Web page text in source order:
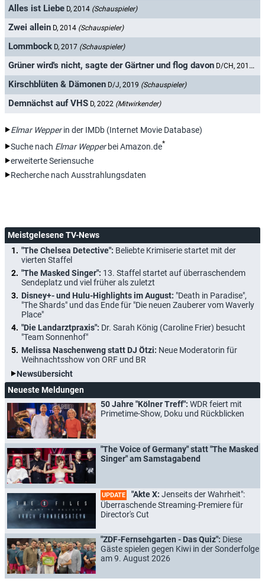
Alles ist Liebe D, 2014 (Schauspieler)
Zwei allein D, 2014 (Schauspieler)
Lommbock D, 2017 (Schauspieler)
Grüner wird's nicht, sagte der Gärtner und flog davon D/CH, 2018
Kirschblüten & Dämonen D/J, 2019 (Schauspieler)
Demnächst auf VHS D, 2022 (Mitwirkender)
Elmar Wepperin der IMDb (Internet Movie Database)
Suche nach Elmar Wepperbei Amazon.de*
erweiterte Seriensuche
Recherche nach Ausstrahlungsdaten
Meistgelesene TV-News
"The Chelsea Detective": Beliebte Krimiserie startet mit der
vierten Staffel
"The Masked Singer": 13. Staffel startet auf überraschendem
Sendeplatz und viel früher als zuletzt
Disney+- und Hulu-Highlights im August: "Death in Paradise",
"The Shards" und das Ende für "Die neuen Zauberer vom Waverly
Place"
"Die Landarztpraxis": Dr. Sarah König (Caroline Frier) besucht
"Team Sonnenhof"
Melissa Naschenweng statt DJ Ötzi: Neue Moderatorin für
Weihnachtsshow von ORF und BR
Newsübersicht
Neueste Meldungen
50 Jahre "Kölner Treff": WDR feiert mit
Primetime-Show, Doku und Rückblicken
"The Voice of Germany" statt "The Masked
Singer" am Samstagabend
UPDATE "Akte X: Jenseits der Wahrheit":
Überraschende Streaming-Premiere für
Director's Cut
"ZDF-Fernsehgarten - Das Quiz": Diese
Gäste spielen gegen Kiwi in der Sonderfolge
am 9. August 2026